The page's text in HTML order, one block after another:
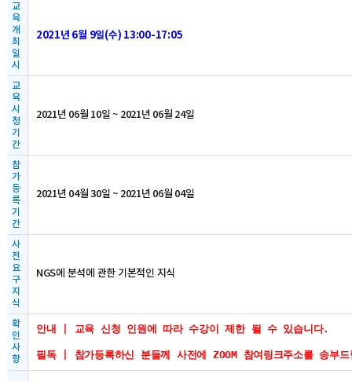
교
육
개
최
일
시
2021년 6월 9일(수) 13:00-17:05
교
육
시
청
기
간
2021년 06월 10일 ~ 2021년 06월 24일
참
가
등
록
기
간
2021년 04월 30일 ~ 2021년 06월 04일
사
전
요
구
지
식
NGS에 분석에 관한 기본적인 지식
확
인
사
항
안내 | 교육 신청 인원에 따라 수강이 제한 될 수 있습니다.
필독 | 참가등록하신 분들께 사전에 ZOOM 참여링크주소를 송부드